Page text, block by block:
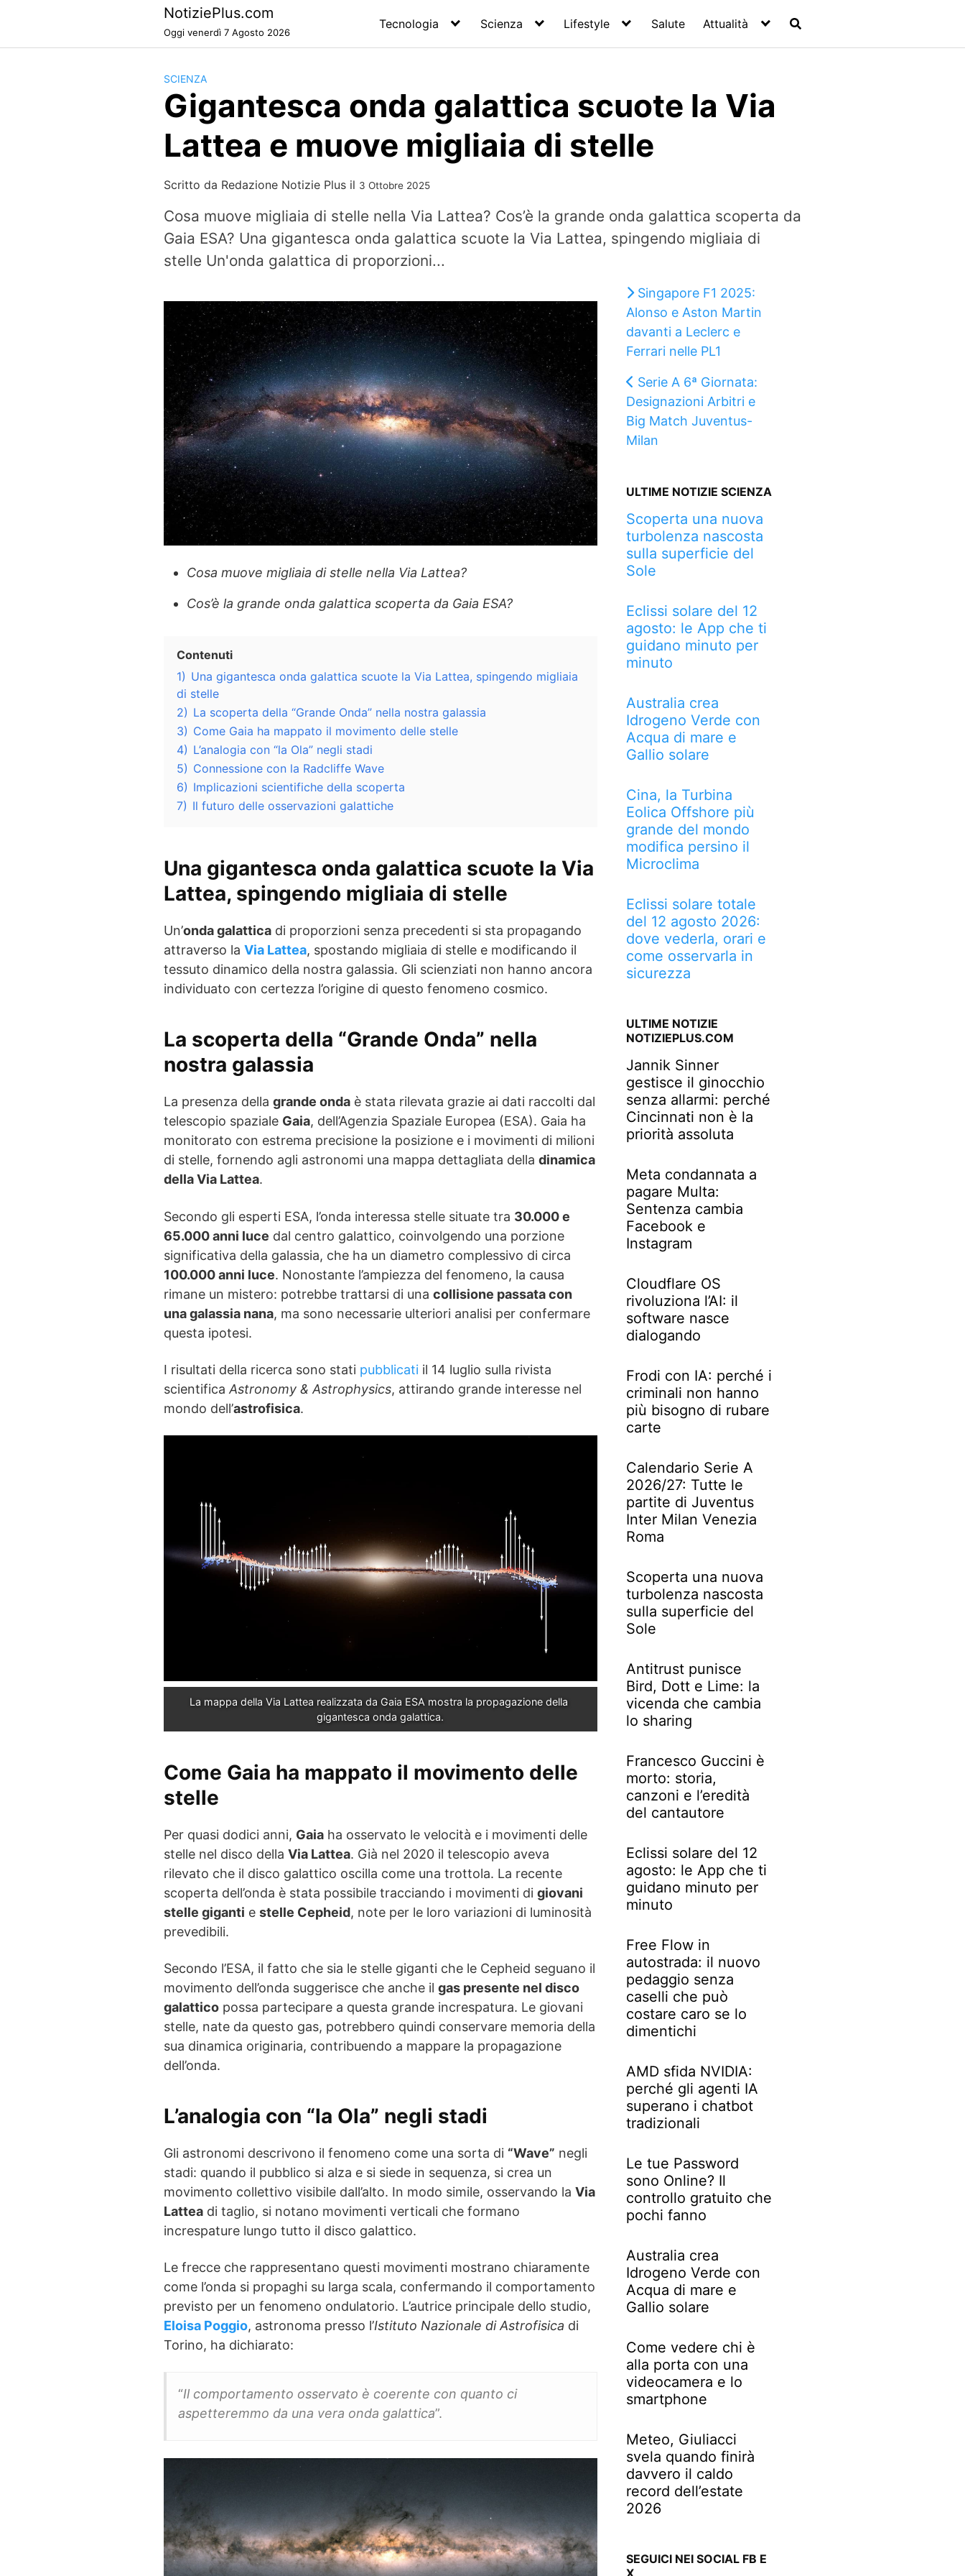
NotiziePlus.com
Oggi venerdì 7 Agosto 2026
Tecnologia Scienza Lifestyle Salute Attualità
SCIENZA
Gigantesca onda galattica scuote la Via
Lattea e muove migliaia di stelle
Scritto da Redazione Notizie Plus il 3 Ottobre 2025
Cosa muove migliaia di stelle nella Via Lattea? Cos’è la grande onda galattica scoperta da
Gaia ESA? Una gigantesca onda galattica scuote la Via Lattea, spingendo migliaia di
stelle Un'onda galattica di proporzioni...
Cosa muove migliaia di stelle nella Via Lattea?
Cos’è la grande onda galattica scoperta da Gaia ESA?
Contenuti
1) Una gigantesca onda galattica scuote la Via Lattea, spingendo migliaia
di stelle
2) La scoperta della “Grande Onda” nella nostra galassia
3) Come Gaia ha mappato il movimento delle stelle
4) L’analogia con “la Ola” negli stadi
5) Connessione con la Radcliffe Wave
6) Implicazioni scientifiche della scoperta
7) Il futuro delle osservazioni galattiche
Una gigantesca onda galattica scuote la Via
Lattea, spingendo migliaia di stelle
Un’onda galattica di proporzioni senza precedenti si sta propagando
attraverso la Via Lattea, spostando migliaia di stelle e modificando il
tessuto dinamico della nostra galassia. Gli scienziati non hanno ancora
individuato con certezza l’origine di questo fenomeno cosmico.
La scoperta della “Grande Onda” nella
nostra galassia
La presenza della grande onda è stata rilevata grazie ai dati raccolti dal
telescopio spaziale Gaia, dell’Agenzia Spaziale Europea (ESA). Gaia ha
monitorato con estrema precisione la posizione e i movimenti di milioni
di stelle, fornendo agli astronomi una mappa dettagliata della dinamica
della Via Lattea.
Secondo gli esperti ESA, l’onda interessa stelle situate tra 30.000 e
65.000 anni luce dal centro galattico, coinvolgendo una porzione
significativa della galassia, che ha un diametro complessivo di circa
100.000 anni luce. Nonostante l’ampiezza del fenomeno, la causa
rimane un mistero: potrebbe trattarsi di una collisione passata con
una galassia nana, ma sono necessarie ulteriori analisi per confermare
questa ipotesi.
I risultati della ricerca sono stati pubblicati il 14 luglio sulla rivista
scientifica Astronomy & Astrophysics, attirando grande interesse nel
mondo dell’astrofisica.
La mappa della Via Lattea realizzata da Gaia ESA mostra la propagazione della
gigantesca onda galattica.
Come Gaia ha mappato il movimento delle
stelle
Per quasi dodici anni, Gaia ha osservato le velocità e i movimenti delle
stelle nel disco della Via Lattea. Già nel 2020 il telescopio aveva
rilevato che il disco galattico oscilla come una trottola. La recente
scoperta dell’onda è stata possibile tracciando i movimenti di giovani
stelle giganti e stelle Cepheid, note per le loro variazioni di luminosità
prevedibili.
Secondo l’ESA, il fatto che sia le stelle giganti che le Cepheid seguano il
movimento dell’onda suggerisce che anche il gas presente nel disco
galattico possa partecipare a questa grande increspatura. Le giovani
stelle, nate da questo gas, potrebbero quindi conservare memoria della
sua dinamica originaria, contribuendo a mappare la propagazione
dell’onda.
L’analogia con “la Ola” negli stadi
Gli astronomi descrivono il fenomeno come una sorta di “Wave” negli
stadi: quando il pubblico si alza e si siede in sequenza, si crea un
movimento collettivo visibile dall’alto. In modo simile, osservando la Via
Lattea di taglio, si notano movimenti verticali che formano
increspature lungo tutto il disco galattico.
Le frecce che rappresentano questi movimenti mostrano chiaramente
come l’onda si propaghi su larga scala, confermando il comportamento
previsto per un fenomeno ondulatorio. L’autrice principale dello studio,
Eloisa Poggio, astronoma presso l’Istituto Nazionale di Astrofisica di
Torino, ha dichiarato:
“Il comportamento osservato è coerente con quanto ci
aspetteremmo da una vera onda galattica”.
Singapore F1 2025:
Alonso e Aston Martin
davanti a Leclerc e
Ferrari nelle PL1
Serie A 6ª Giornata:
Designazioni Arbitri e
Big Match Juventus-
Milan
ULTIME NOTIZIE SCIENZA
Scoperta una nuova
turbolenza nascosta
sulla superficie del
Sole
Eclissi solare del 12
agosto: le App che ti
guidano minuto per
minuto
Australia crea
Idrogeno Verde con
Acqua di mare e
Gallio solare
Cina, la Turbina
Eolica Offshore più
grande del mondo
modifica persino il
Microclima
Eclissi solare totale
del 12 agosto 2026:
dove vederla, orari e
come osservarla in
sicurezza
ULTIME NOTIZIE
NOTIZIEPLUS.COM
Jannik Sinner
gestisce il ginocchio
senza allarmi: perché
Cincinnati non è la
priorità assoluta
Meta condannata a
pagare Multa:
Sentenza cambia
Facebook e
Instagram
Cloudflare OS
rivoluziona l’AI: il
software nasce
dialogando
Frodi con IA: perché i
criminali non hanno
più bisogno di rubare
carte
Calendario Serie A
2026/27: Tutte le
partite di Juventus
Inter Milan Venezia
Roma
Scoperta una nuova
turbolenza nascosta
sulla superficie del
Sole
Antitrust punisce
Bird, Dott e Lime: la
vicenda che cambia
lo sharing
Francesco Guccini è
morto: storia,
canzoni e l’eredità
del cantautore
Eclissi solare del 12
agosto: le App che ti
guidano minuto per
minuto
Free Flow in
autostrada: il nuovo
pedaggio senza
caselli che può
costare caro se lo
dimentichi
AMD sfida NVIDIA:
perché gli agenti IA
superano i chatbot
tradizionali
Le tue Password
sono Online? Il
controllo gratuito che
pochi fanno
Australia crea
Idrogeno Verde con
Acqua di mare e
Gallio solare
Come vedere chi è
alla porta con una
videocamera e lo
smartphone
Meteo, Giuliacci
svela quando finirà
davvero il caldo
record dell’estate
2026
SEGUICI NEI SOCIAL FB E
X